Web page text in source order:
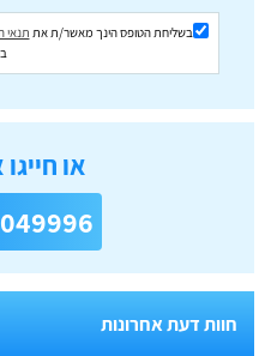
בשליחת הטופס הינך מאשר/ת את תנאי
או
חוות דעת אחרונות